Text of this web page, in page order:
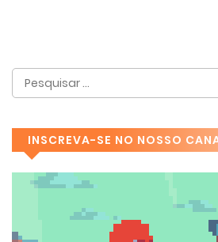
INSCREVA-SE NO NOSSO